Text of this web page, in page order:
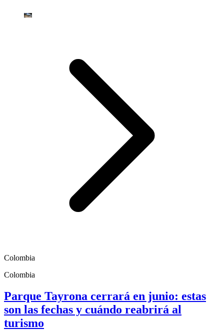
Colombia
Colombia
Parque Tayrona cerrará en junio: estas
son las fechas y cuándo reabrirá al
turismo